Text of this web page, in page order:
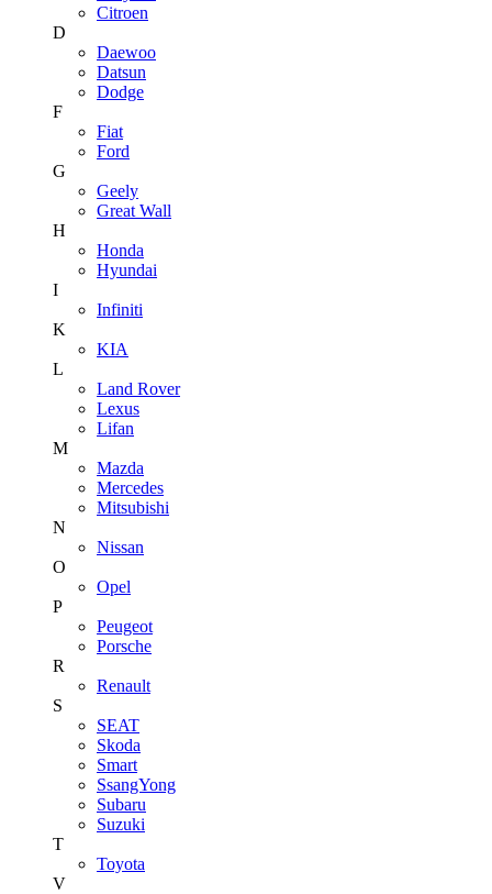
Citroen
D
Daewoo
Datsun
Dodge
F
Fiat
Ford
G
Geely
Great Wall
H
Honda
Hyundai
I
Infiniti
K
KIA
L
Land Rover
Lexus
Lifan
M
Mazda
Mercedes
Mitsubishi
N
Nissan
O
Opel
P
Peugeot
Porsche
R
Renault
S
SEAT
Skoda
Smart
SsangYong
Subaru
Suzuki
T
Toyota
V